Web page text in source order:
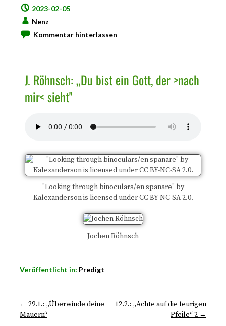
2023-02-05
Nenz
Kommentar hinterlassen
J. Röhnsch: „Du bist ein Gott, der >nach
mir< sieht"
"Looking through binoculars/en spanare" by
Kalexanderson is licensed under CC BY-NC-SA 2.0.
Jochen Röhnsch
Veröffentlicht in: Predigt
← 29.1.: „Überwinde deine
Mauern“
12.2.: „Achte auf die feurigen
Pfeile“ 2 →